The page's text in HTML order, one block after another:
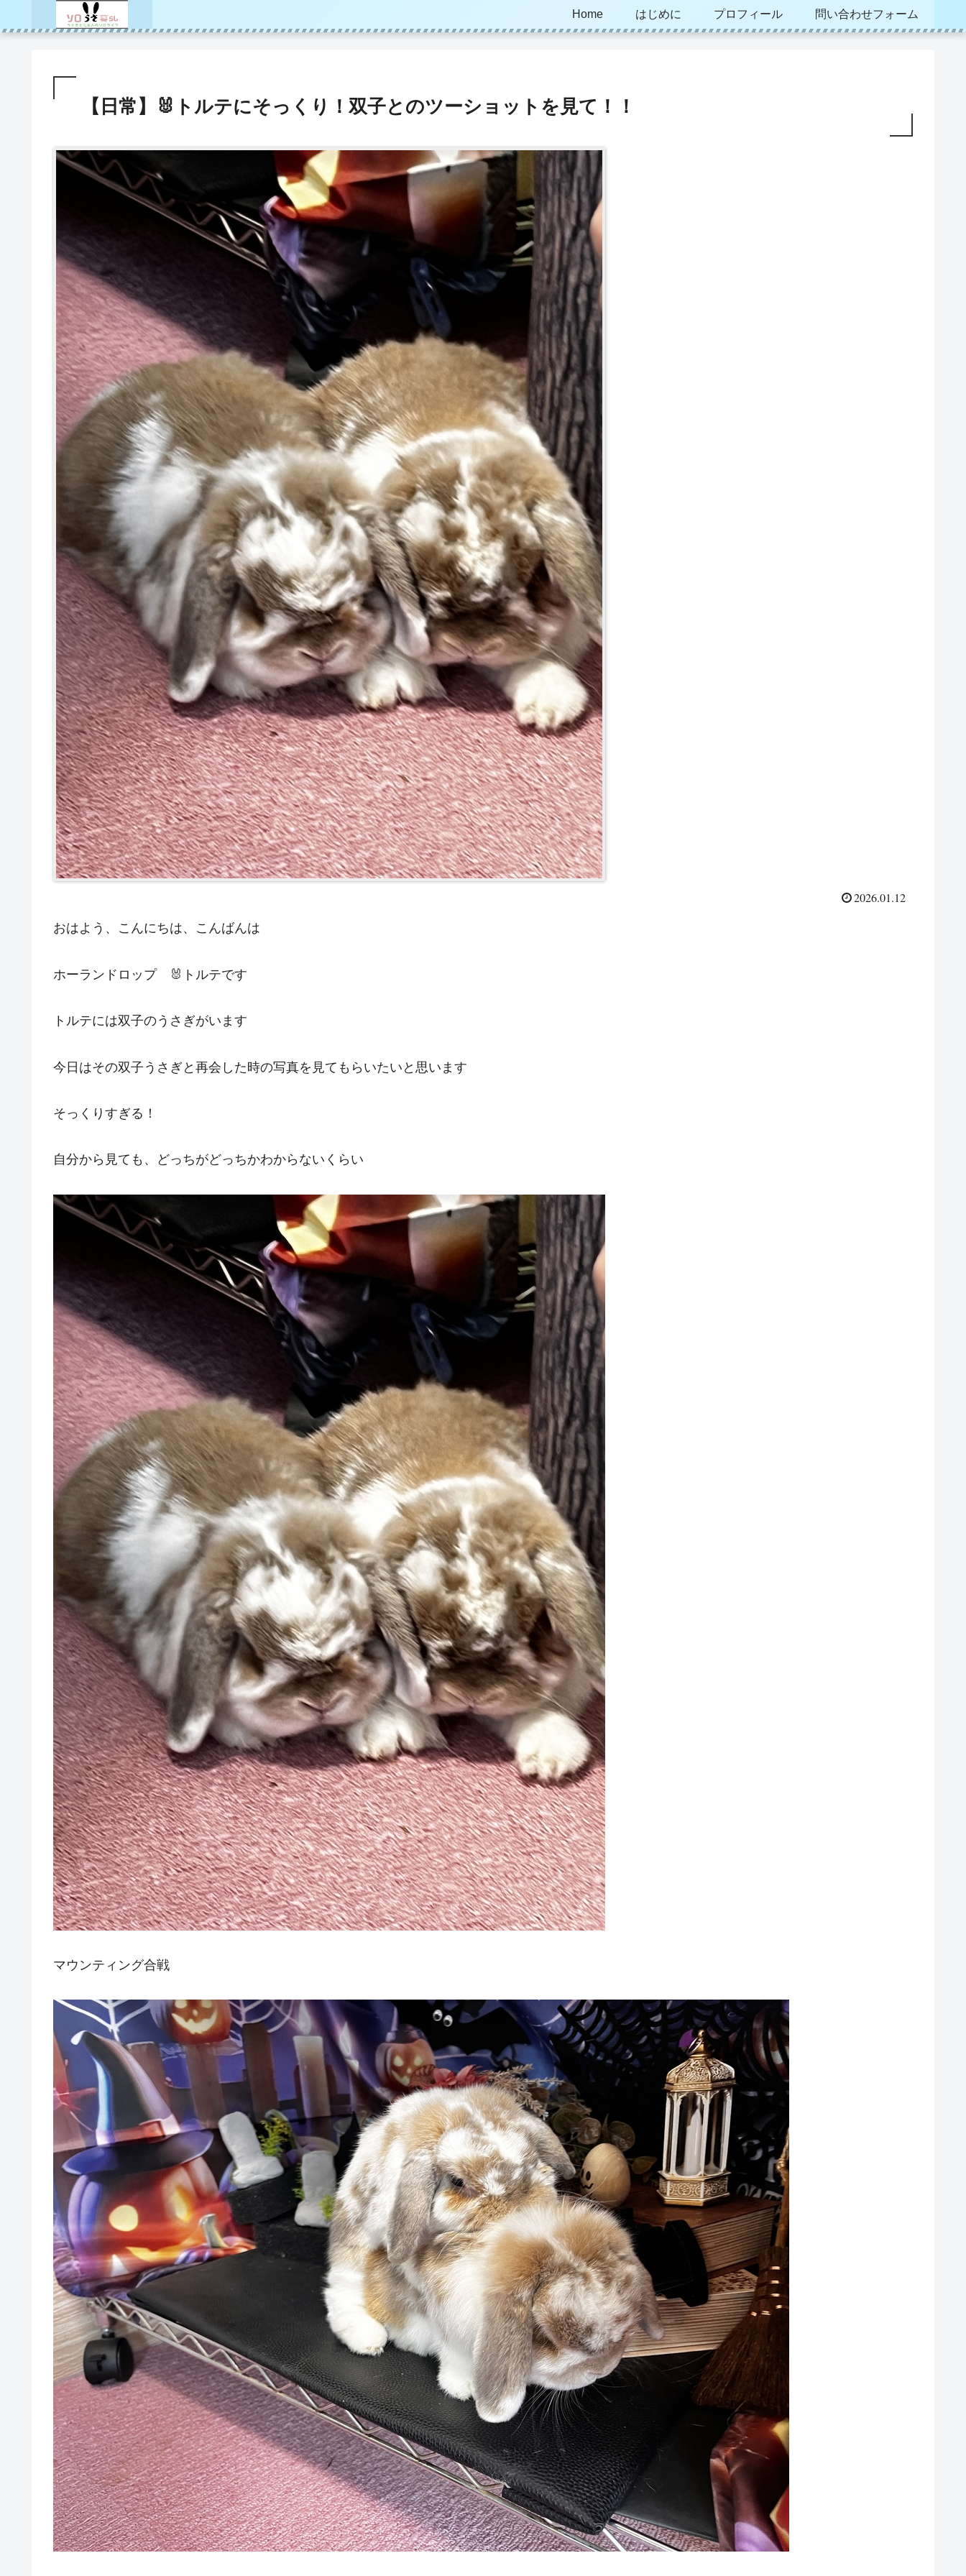
Home はじめに プロフィール 問い合わせフォーム
【日常】🐰トルテにそっくり！双子とのツーショットを見て！！
2026.01.12
おはよう、こんにちは、こんばんは
ホーランドロップ 🐰トルテです
トルテには双子のうさぎがいます
今日はその双子うさぎと再会した時の写真を見てもらいたいと思います
そっくりすぎる！
自分から見ても、どっちがどっちかわからないくらい
マウンティング合戦